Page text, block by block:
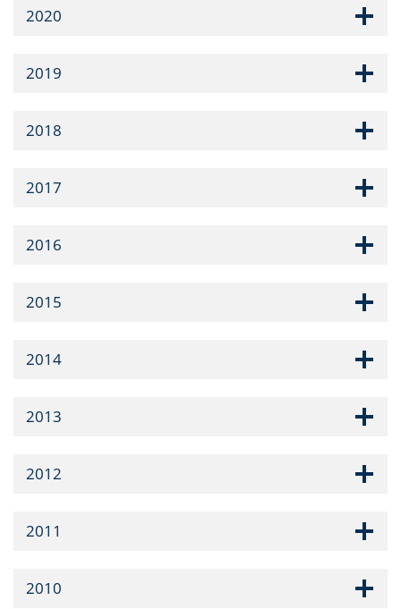
2020
2019
2018
2017
2016
2015
2014
2013
2012
2011
2010